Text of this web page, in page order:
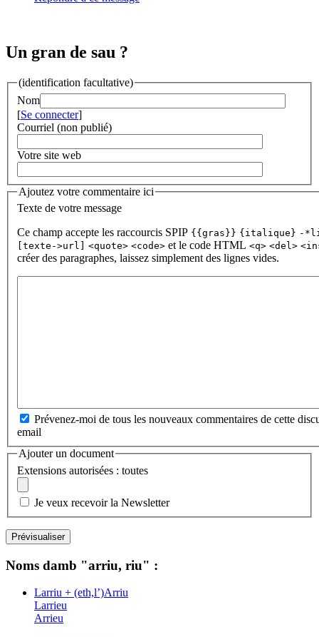
Un gran de sau ?
(identification facultative)
Nom
[Se connecter]
Courriel (non publié)
Votre site web
Ajoutez votre commentaire ici
Texte de votre message
Ce champ accepte les raccourcis SPIP {{gras}} {italique} -
[texte->url]
<quote> <code> et le code HTML <q> <del>
créer des paragraphes, laissez simplement des lignes vides.
Prévenez-moi de tous les nouveaux commentaires de cette
email
Ajouter un document
Extensions autorisées : toutes
Je veux recevoir la Newsletter
Noms damb "arriu, riu" :
Larriu + (eth,l’)Arriu
Larrieu
Arrieu